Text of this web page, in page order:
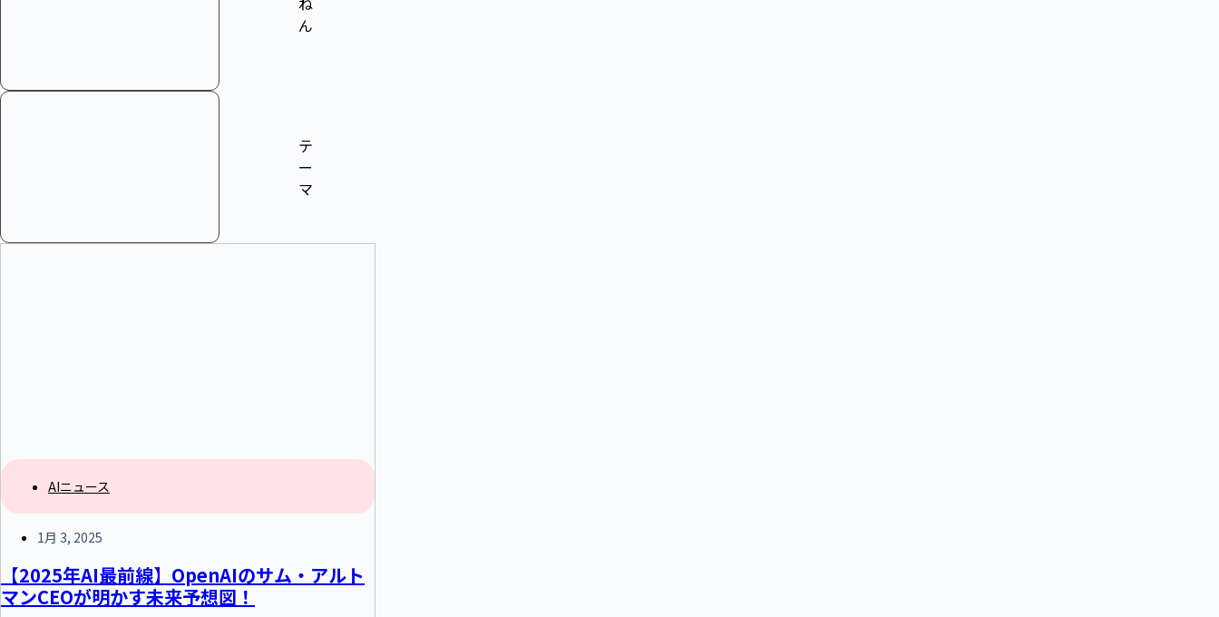
ん
テ
ー
マ
AIニュース
1月 3, 2025
【2025年AI最前線】OpenAIのサム・アルト
マンCEOが明かす未来予想図！